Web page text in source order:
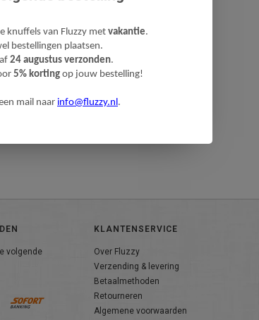
volgende
KLANTENSERVICE
Over Fluzzy
Verzending & levering
Betaalmethoden
Retourneren
Algemene voorwaarden
knuffels van Fluzzy met vakantie.
bestellingen plaatsen.
24 augustus verzonden.
5% korting op jouw bestelling!
mail naar info@fluzzy.nl.